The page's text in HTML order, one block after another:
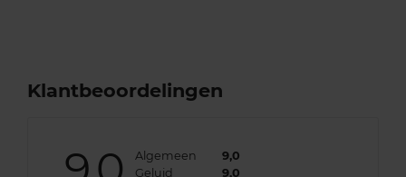
Klantbeoordelingen
Algemeen
9,0
Geluid
9,0